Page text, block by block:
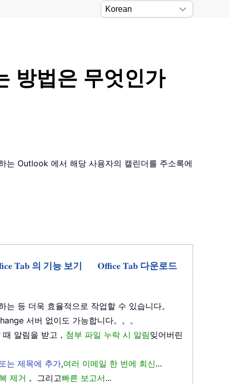
방법은 무엇인가
는 Outlook 에서 해당 사용자의 캘린더를 주소록에
Tab 의 기능 보기
Office Tab 다운로드
등 더욱 효율적으로 작업할 수 있습니다。
서버 없이도 가능합니다。。。
알림을 받고， 첨부 파일 누락 시 알림잊어버린
는 제목에 추가,여러 이메일 한 번에 회신...
제거 ， 그리고빠른 보고서...